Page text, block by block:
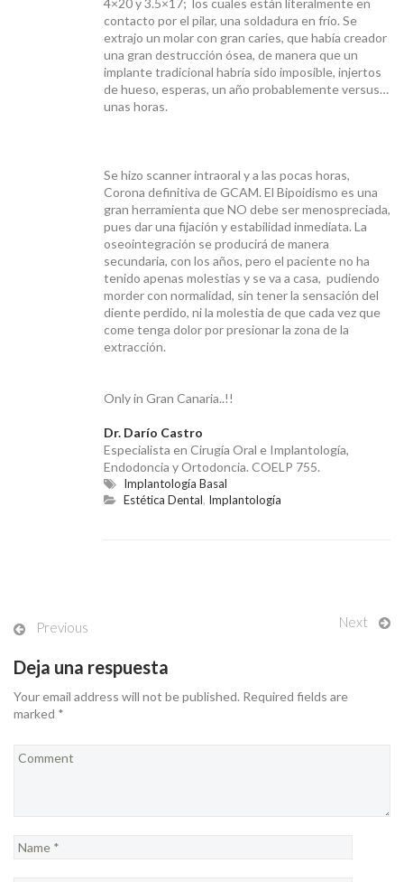
4×20 y 3.5×17; los cuales están literalmente en
contacto por el pilar, una soldadura en frío. Se
extrajo un molar con gran caries, que había creador
una gran destrucción ósea, de manera que un
implante tradicional habría sido imposible, injertos
de hueso, esperas, un año probablemente versus…
unas horas.
Se hizo scanner intraoral y a las pocas horas,
Corona definitiva de GCAM. El Bipoidismo es una
gran herramienta que NO debe ser menospreciada,
pues dar una fijación y estabilidad inmediata. La
oseointegración se producirá de manera
secundaria, con los años, pero el paciente no ha
tenido apenas molestias y se va a casa, pudiendo
morder con normalidad, sin tener la sensación del
diente perdido, ni la molestia de que cada vez que
come tenga dolor por presionar la zona de la
extracción.
Only in Gran Canaria..!!
Dr. Darío Castro
Especialista en Cirugía Oral e Implantología,
Endodoncia y Ortodoncia. COELP 755.
Implantología Basal
Estética Dental, Implantología
Previous Next
Deja una respuesta
Your email address will not be published. Required fields are
marked *